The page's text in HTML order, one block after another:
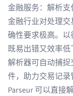
金融服务：解析支
金融行业对处理
确性要求极高。以
既易出错又效率低
解析器可自动捕捉
件，助力交易记录
Parseur 可以直接